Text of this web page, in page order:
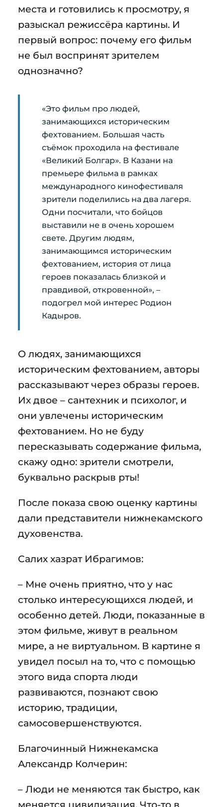
места и готовились к просмотру, я
разыскал режиссёра картины. И
первый вопрос: почему его фильм
не был воспринят зрителем
однозначно?
«Это фильм про людей,
занимающихся историческим
фехтованием. Большая часть
съёмок проходила на фестивале
«Великий Болгар». В Казани на
премьере фильма в рамках
международного кинофестиваля
зрители поделились на два лагеря.
Одни посчитали, что бойцов
выставили не в очень хорошем
свете. Другим людям,
занимающимся историческим
фехтованием, история от лица
героев показалась близкой и
правдивой, откровенной», –
подогрел мой интерес Родион
Кадыров.
О людях, занимающихся
историческим фехтованием, авторы
рассказывают через образы героев.
Их двое – сантехник и психолог, и
они увлечены историческим
фехтованием. Но не буду
пересказывать содержание фильма,
скажу одно: зрители смотрели,
буквально раскрыв рты!
После показа свою оценку картины
дали представители нижнекамского
духовенства.
Салих хазрат Ибрагимов:
– Мне очень приятно, что у нас
столько интересующихся людей, и
особенно детей. Люди, показанные в
этом фильме, живут в реальном
мире, а не виртуальном. В картине я
увидел посыл на то, что с помощью
этого вида спорта люди
развиваются, познают свою
историю, традиции,
самосовершенствуются.
Благочинный Нижнекамска
Александр Колчерин:
– Люди не меняются так быстро, как
меняется цивилизация. Что-то в